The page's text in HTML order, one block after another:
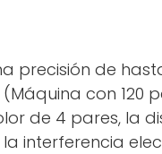
de
con 120
de 4 pares, la
interferencia